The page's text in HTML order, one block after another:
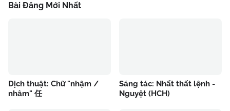
Bài Đăng Mới Nhất
Dịch thuật: Chữ "nhậm /
nhâm" 任
Sáng tác: Nhất thất lệnh -
Nguyệt (HCH)